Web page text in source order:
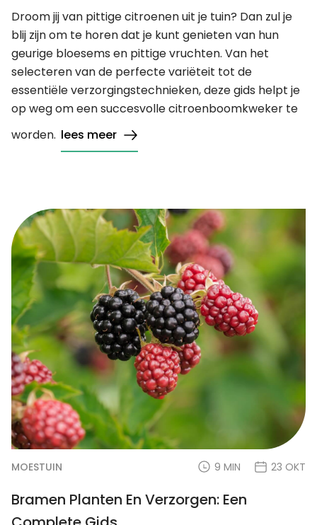
Droom jij van pittige citroenen uit je tuin? Dan zul je
blij zijn om te horen dat je kunt genieten van hun
geurige bloesems en pittige vruchten. Van het
selecteren van de perfecte variëteit tot de
essentiële verzorgingstechnieken, deze gids helpt je
op weg om een succesvolle citroenboomkweker te
worden. lees meer
MOESTUIN 9 MIN 23 OKT
Bramen Planten En Verzorgen: Een